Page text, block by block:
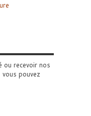
ou recevoir nos
vous pouvez